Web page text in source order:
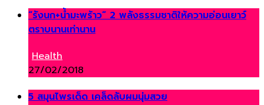
“รังนก+น้ำมะพร้าว” 2 พลังธรรมชาติให้ความอ่อนเยาว์
ตราบนานเท่านาน
Health
27/02/2018
5 สมุนไพรเด็ด เคล็ดลับผมนุ่มสวย